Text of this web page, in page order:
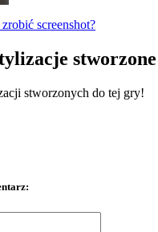
zrobić screenshot?
stworzonych do tej gry!